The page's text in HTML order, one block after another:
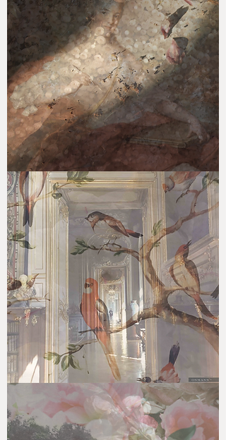
VOYAGE
DE
RÊVE
#2.B
VOYAGE
RÊVE
#EG.2